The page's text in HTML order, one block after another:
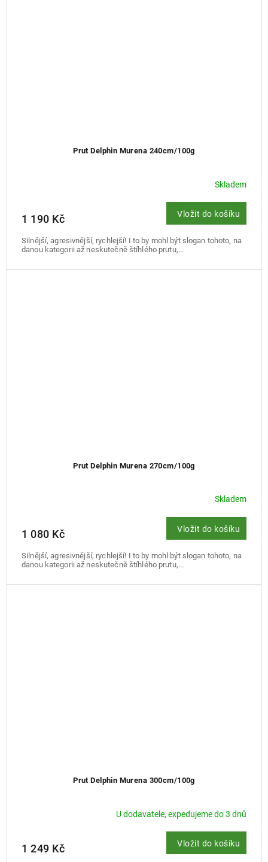
Prut Delphin Murena 240cm/100g
Skladem
1 190 Kč Vložit do košíku
Silnější, agresivnější, rychlejší! I to by mohl být slogan tohoto, na
danou kategorii až neskutečně štíhlého prutu,...
Prut Delphin Murena 270cm/100g
Skladem
1 080 Kč Vložit do košíku
Silnější, agresivnější, rychlejší! I to by mohl být slogan tohoto, na
danou kategorii až neskutečně štíhlého prutu,...
Prut Delphin Murena 300cm/100g
U dodavatele, expedujeme do 3 dnů
1 249 Kč Vložit do košíku